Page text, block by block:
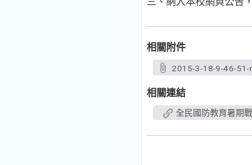
相關附件
2015-3-18-9-46-51-
相關連結
全民國防教育暑期